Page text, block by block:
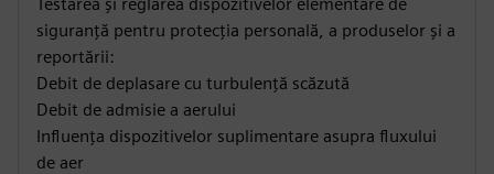
siguranță pentru protecția personală, a produselor și a
reportării:
Debit de deplasare cu turbulență scăzută
Debit de admisie a aerului
Influența dispozitivelor suplimentare asupra fluxului
de aer